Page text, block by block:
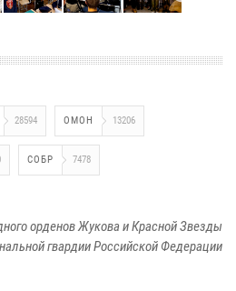
28594 ОМОН 13206
СОБР 7478
орденов Жукова и Красной Звезды
гвардии Российской Федерации